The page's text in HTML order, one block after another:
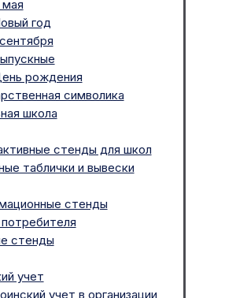
год
рождения
символика
школа
стенды для школ
таблички и вывески
стенды
потребителя
стенды
учет
учет в организации